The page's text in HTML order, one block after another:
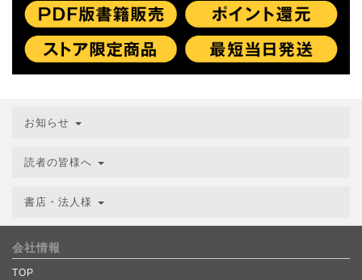
お知らせ
読者の皆様へ
書店・法人様
会社情報
TOP